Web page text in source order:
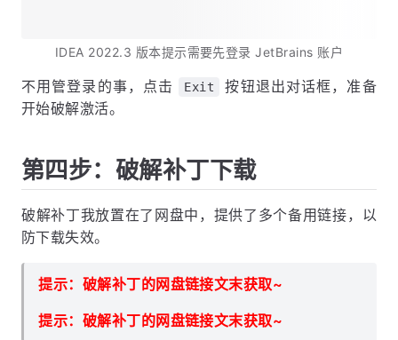
IDEA 2022.3 版本提示需要先登录 JetBrains 账户
不用管登录的事，点击 Exit
按钮退出对话框，准备
开始破解激活。
第四步：破解补丁下载
破解补丁我放置在了网盘中，提供了多个备用链接，以
防下载失效。
提示：破解补丁的网盘链接文末获取~
提示：破解补丁的网盘链接文末获取~